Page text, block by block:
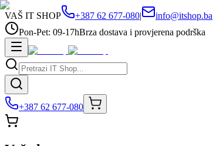
VAŠ IT SHOP +387 62 677-080|
info@itshop.ba
Pon-Pet: 09-17hBrza dostava i provjerena podrška
+387 62 677-080